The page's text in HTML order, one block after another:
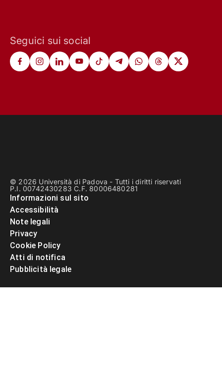
Seguici sui social
© 2026 Università di Padova - Tutti i diritti riservati
P.I. 00742430283 C.F. 80006480281
Informazioni sul sito
Accessibilità
Note legali
Privacy
Cookie Policy
Atti di notifica
Pubblicità legale